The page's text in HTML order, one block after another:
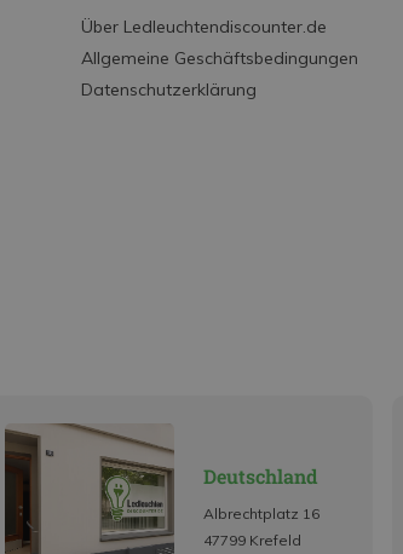
Über Ledleuchtendiscounter.de
Allgemeine Geschäftsbedingungen
Datenschutzerklärung
Deutschland
Albrechtplatz 16
47799 Krefeld